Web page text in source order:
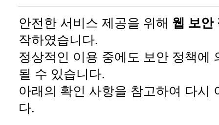
안전한 서비스 제공을 위해 웹 보안
작하였습니다.
정상적인 이용 중에도 보안 정책에
될 수 있습니다.
아래의 확인 사항을 참고하여 다시
다.